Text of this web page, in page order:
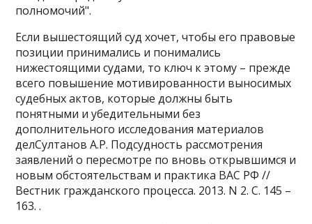
полномочий".
Если вышестоящий суд хочет, чтобы его правовые
позиции принимались и понимались
нижестоящими судами, то ключ к этому – прежде
всего повышение мотивированности выносимых
судебных актов, которые должны быть
понятными и убедительными без
дополнительного исследования материалов
делСултанов А.Р. Подсудность рассмотрения
заявлений о пересмотре по вновь открывшимся и
новым обстоятельствам и практика ВАС РФ //
Вестник гражданского процесса. 2013. N 2. С. 145 –
163. .